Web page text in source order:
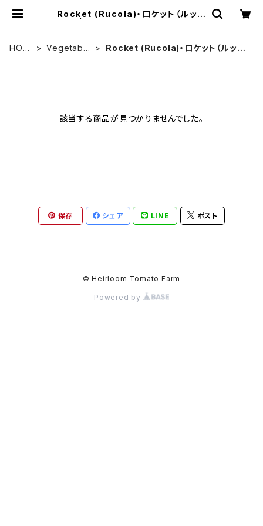
Rocket (Rucola)・ロケット（ルッコ
HOM
Vegetable
Rocket (Rucola)・ロケット（ルッコ
該当する商品が見つかりませんでした。
保存 シェア LINE ポスト
© Heirloom Tomato Farm
Powered by